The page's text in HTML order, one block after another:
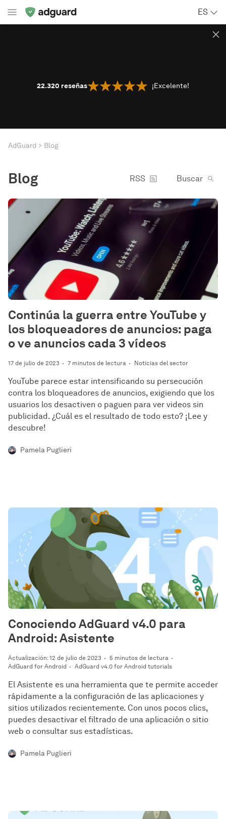
ES
22.320 reseñas ¡Excelente!
AdGuard Blog
Blog RSS Buscar
17 de julio de 2023 7 minutos de lectura Noticias del sector
Continúa la guerra entre YouTube y
los bloqueadores de anuncios: paga
o ve anuncios cada 3 vídeos
YouTube parece estar intensificando su persecución
contra los bloqueadores de anuncios, exigiendo que los
usuarios los desactiven o paguen para ver videos sin
publicidad. ¿Cuál es el resultado de todo esto? ¡Lee y
descubre!
Pamela Puglieri
Actualización: 12 de julio de 2023
5 minutos de lectura
AdGuard for Android
AdGuard v4.0 for Android tutorials
Conociendo AdGuard v4.0 para
Android: Asistente
El Asistente es una herramienta que te permite acceder
rápidamente a la configuración de las aplicaciones y
sitios utilizados recientemente. Con unos pocos clics,
puedes desactivar el filtrado de una aplicación o sitio
web o consultar sus estadísticas.
Pamela Puglieri